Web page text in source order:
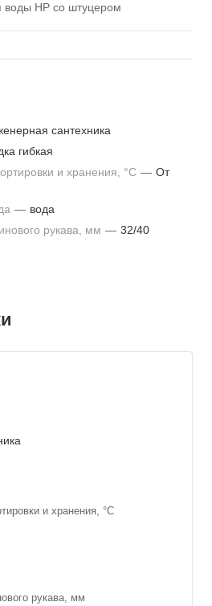
воды НР со штуцером
сантехника
гибкая
и хранения, °С — От
— вода
рукава, мм — 32/40
и хранения, °С
рукава, мм